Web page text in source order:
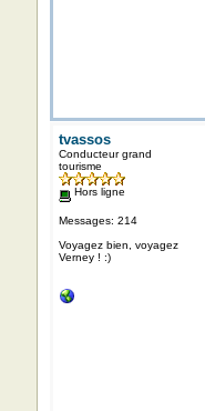
tvassos
Conducteur grand
tourisme
Hors ligne
Messages: 214
Voyagez bien, voyagez
Verney ! :)